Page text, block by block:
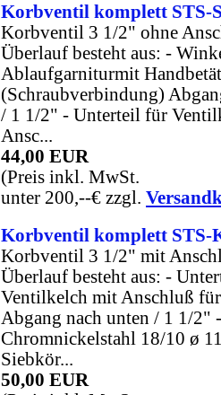
Korbventil komplett STS-
Korbventil 3 1/2" ohne
Überlauf besteht aus: -
Ablaufgarniturmit
(Schraubverbindung)
/ 1 1/2" - Unterteil für
Ansc...
44,00 EUR
(Preis inkl. MwSt.
unter 200,--€ zzgl.
Korbventil komplett STS-
Korbventil 3 1/2" mit
Überlauf besteht aus: -
Ventilkelch mit Anschluß
Abgang nach unten / 1 1/2"
Chromnickelstahl 18/10 ø
Siebkör...
50,00 EUR